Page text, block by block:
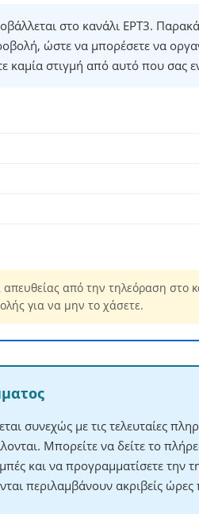
στο κανάλι ΕΡΤ3.
ώστε να μπορέσετε να
καμία στιγμή από αυτό που σας
από την τηλεόραση στο
για να μην το χάσετε.
συνεχώς με τις τελευταίες
Μπορείτε να δείτε το
και να προγραμματίσετε την
περιλαμβάνουν ακριβείς ώρες